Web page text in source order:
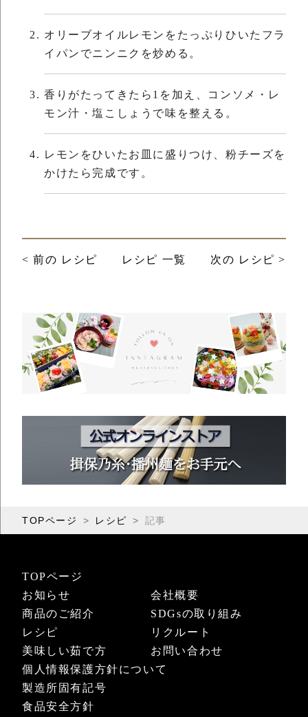
オリーブオイルレモンをたっぷりひいたフラ
イパンでニンニクを炒める。
香りがたってきたら1を加え、コンソメ・レ
モン汁・塩こしょうで味を整える。
レモンをひいたお皿に盛りつけ、粉チーズを
かけたら完成です。
< 前の レシピ レシピ 一覧 次の レシピ >
TOPページ レシピ 記事
TOPページ
お知らせ
商品のご紹介
レシピ
美味しい茹で方
会社概要
SDGsの取り組み
リクルート
お問い合わせ
個人情報保護方針について
製造所固有記号
食品安全方針